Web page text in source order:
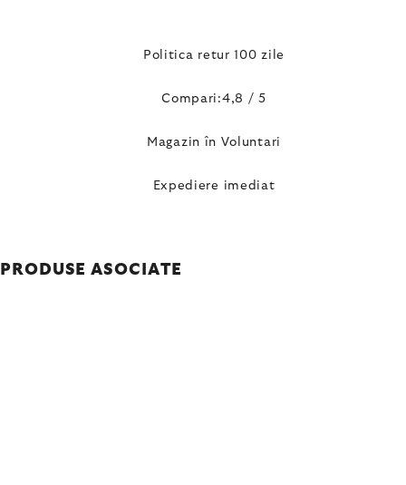
Politica retur 100 zile
Compari:4,8 / 5
Magazin în Voluntari
Expediere imediat
PRODUSE ASOCIATE